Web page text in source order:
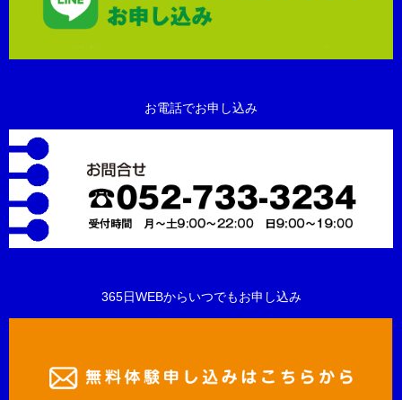
お電話でお申し込み
365日WEBからいつでもお申し込み